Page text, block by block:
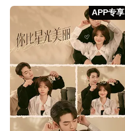
APP专享